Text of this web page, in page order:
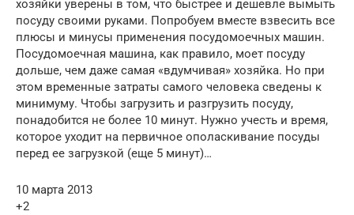
хозяйки уверены в том, что быстрее и дешевле вымыть
посуду своими руками. Попробуем вместе взвесить все
плюсы и минусы применения посудомоечных машин.
Посудомоечная машина, как правило, моет посуду
дольше, чем даже самая «вдумчивая» хозяйка. Но при
этом временные затраты самого человека сведены к
минимуму. Чтобы загрузить и разгрузить посуду,
понадобится не более 10 минут. Нужно учесть и время,
которое уходит на первичное ополаскивание посуды
перед ее загрузкой (еще 5 минут)…
10 марта 2013
+2